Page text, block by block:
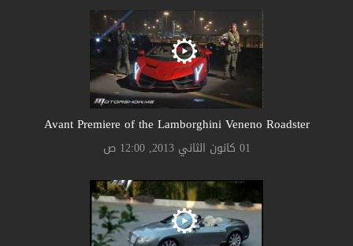
Avant Premiere of the Lamborghini Veneno Roadster
01 كانون الثاني 2013, 12:00 ص